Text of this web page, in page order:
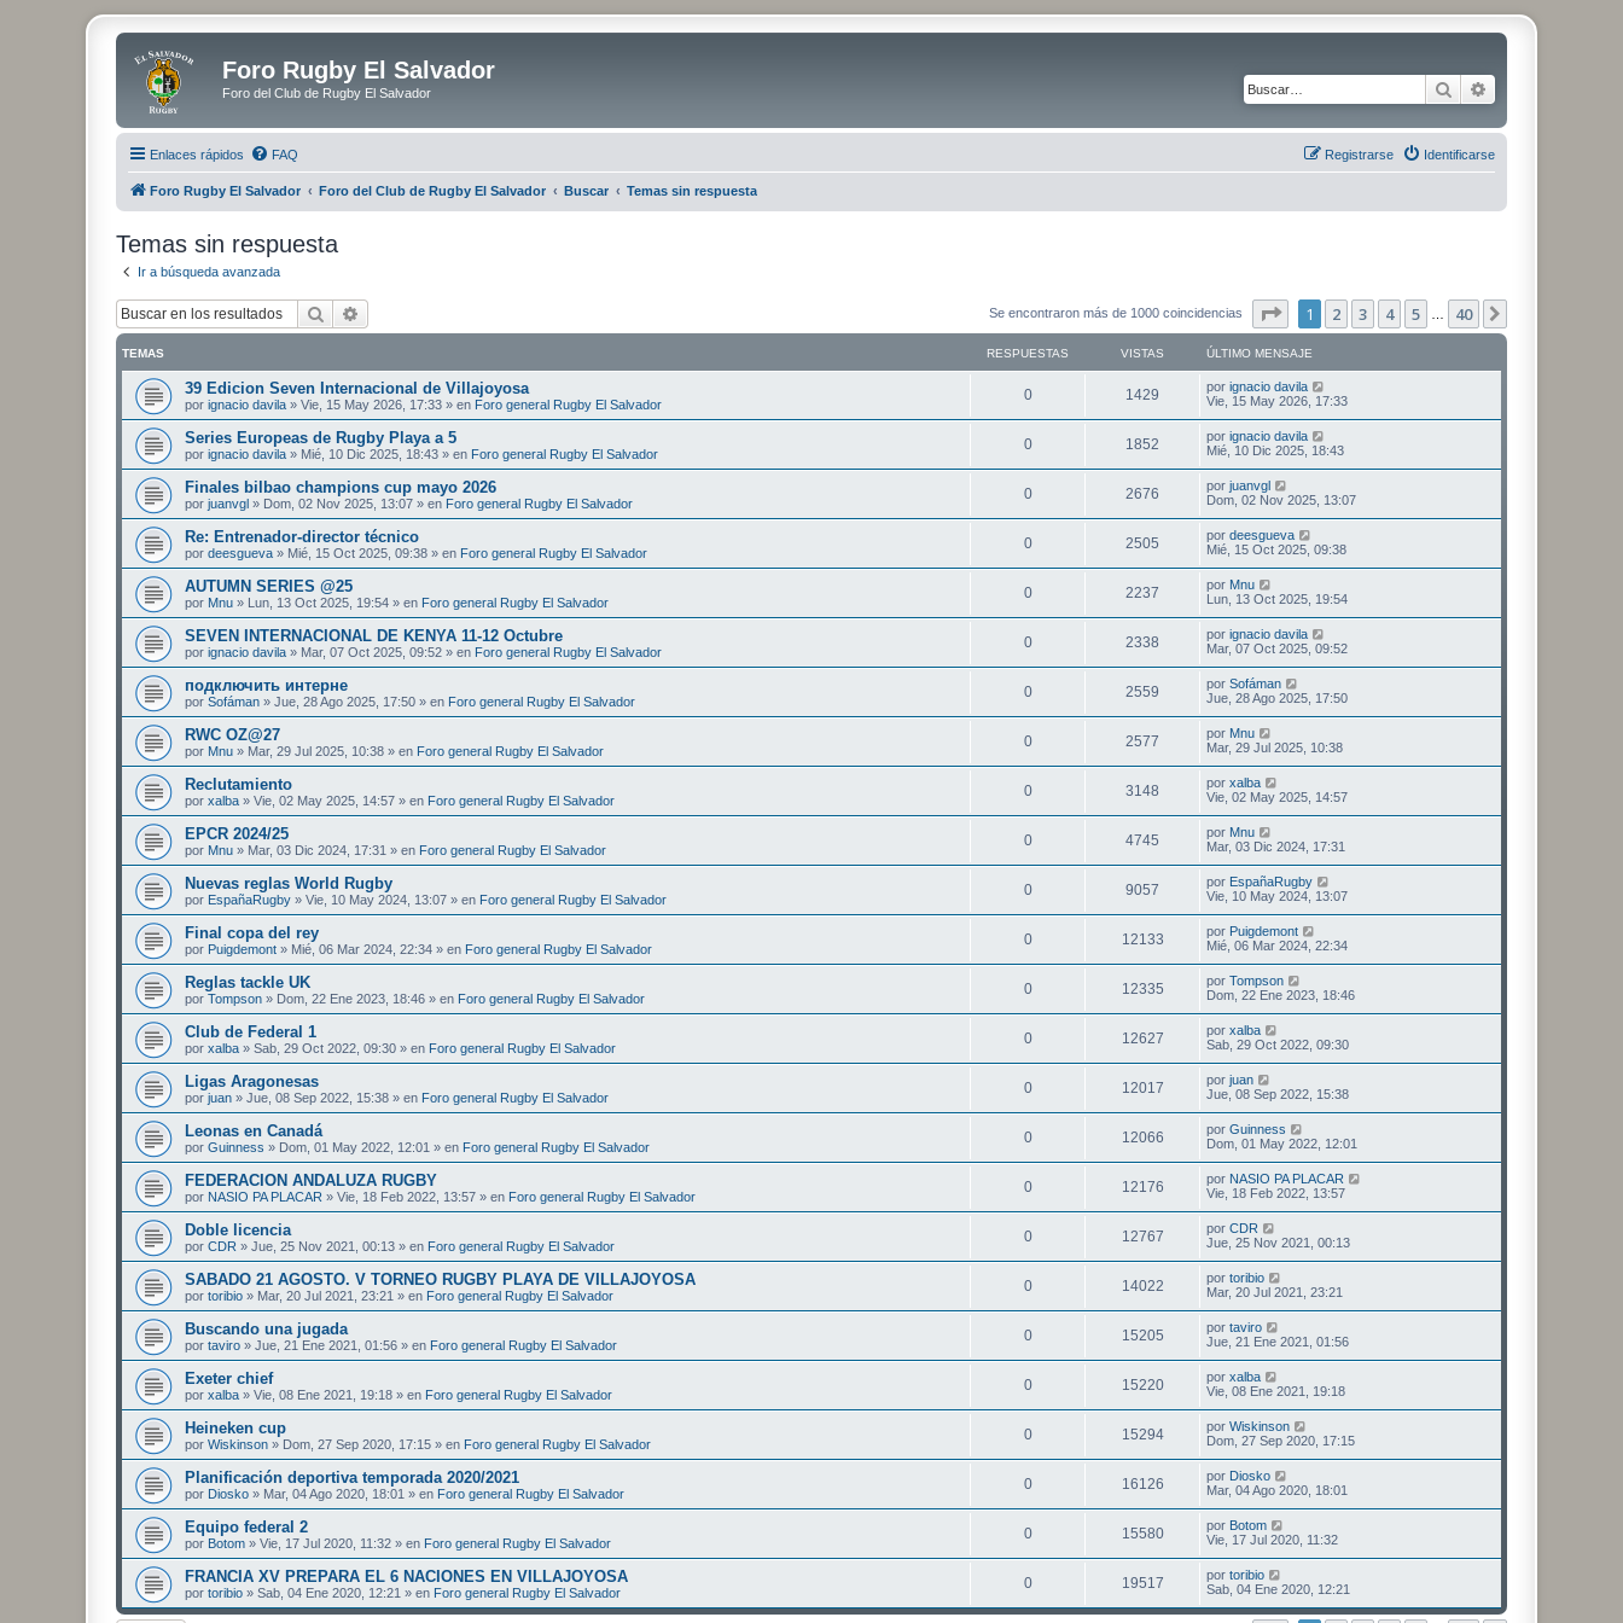
Foro Rugby El Salvador
Foro del Club de Rugby El Salvador Buscar
Enlaces rápidos FAQ Identificarse
Registrarse
Foro Rugby El Salvador Foro del Club de Rugby El Salvador Buscar Temas sin respuesta
Temas sin respuesta
Ir a búsqueda avanzada
Buscar Se encontraron más de 1000 coincidencias Página de 40
1 2 3 4 5 40
TEMAS RESPUESTAS VISTAS ÚLTIMO MENSAJE
39 Edicion Seven Internacional de Villajoyosa
por ignacio davila » Vie, 15 May 2026, 17:33 » en Foro general Rugby El Salvador
0 1429 por ignacio davila
Vie, 15 May 2026, 17:33
Series Europeas de Rugby Playa a 5
por ignacio davila » Mié, 10 Dic 2025, 18:43 » en Foro general Rugby El Salvador
0 1852 por ignacio davila
Mié, 10 Dic 2025, 18:43
Finales bilbao champions cup mayo 2026
por juanvgl » Dom, 02 Nov 2025, 13:07 » en Foro general Rugby El Salvador
0 2676 por juanvgl
Dom, 02 Nov 2025, 13:07
Re: Entrenador-director técnico
por deesgueva » Mié, 15 Oct 2025, 09:38 » en Foro general Rugby El Salvador
0 2505 por deesgueva
Mié, 15 Oct 2025, 09:38
AUTUMN SERIES @25
por Mnu » Lun, 13 Oct 2025, 19:54 » en Foro general Rugby El Salvador
0 2237 por Mnu
Lun, 13 Oct 2025, 19:54
SEVEN INTERNACIONAL DE KENYA 11-12 Octubre
por ignacio davila » Mar, 07 Oct 2025, 09:52 » en Foro general Rugby El Salvador
0 2338 por ignacio davila
Mar, 07 Oct 2025, 09:52
подключить интерне
por Sofáman » Jue, 28 Ago 2025, 17:50 » en Foro general Rugby El Salvador
0 2559 por Sofáman
Jue, 28 Ago 2025, 17:50
RWC OZ@27
por Mnu » Mar, 29 Jul 2025, 10:38 » en Foro general Rugby El Salvador
0 2577 por Mnu
Mar, 29 Jul 2025, 10:38
Reclutamiento
por xalba » Vie, 02 May 2025, 14:57 » en Foro general Rugby El Salvador
0 3148 por xalba
Vie, 02 May 2025, 14:57
EPCR 2024/25
por Mnu » Mar, 03 Dic 2024, 17:31 » en Foro general Rugby El Salvador
0 4745 por Mnu
Mar, 03 Dic 2024, 17:31
Nuevas reglas World Rugby
por EspañaRugby » Vie, 10 May 2024, 13:07 » en Foro general Rugby El Salvador
0 9057 por EspañaRugby
Vie, 10 May 2024, 13:07
Final copa del rey
por Puigdemont » Mié, 06 Mar 2024, 22:34 » en Foro general Rugby El Salvador
0 12133 por Puigdemont
Mié, 06 Mar 2024, 22:34
Reglas tackle UK
por Tompson » Dom, 22 Ene 2023, 18:46 » en Foro general Rugby El Salvador
0 12335 por Tompson
Dom, 22 Ene 2023, 18:46
Club de Federal 1
por xalba » Sab, 29 Oct 2022, 09:30 » en Foro general Rugby El Salvador
0 12627 por xalba
Sab, 29 Oct 2022, 09:30
Ligas Aragonesas
por juan » Jue, 08 Sep 2022, 15:38 » en Foro general Rugby El Salvador
0 12017 por juan
Jue, 08 Sep 2022, 15:38
Leonas en Canadá
por Guinness » Dom, 01 May 2022, 12:01 » en Foro general Rugby El Salvador
0 12066 por Guinness
Dom, 01 May 2022, 12:01
FEDERACION ANDALUZA RUGBY
por NASIO PA PLACAR » Vie, 18 Feb 2022, 13:57 » en Foro general Rugby El Salvador
0 12176 por NASIO PA PLACAR
Vie, 18 Feb 2022, 13:57
Doble licencia
por CDR » Jue, 25 Nov 2021, 00:13 » en Foro general Rugby El Salvador
0 12767 por CDR
Jue, 25 Nov 2021, 00:13
SABADO 21 AGOSTO. V TORNEO RUGBY PLAYA DE VILLAJOYOSA
por toribio » Mar, 20 Jul 2021, 23:21 » en Foro general Rugby El Salvador
0 14022 por toribio
Mar, 20 Jul 2021, 23:21
Buscando una jugada
por taviro » Jue, 21 Ene 2021, 01:56 » en Foro general Rugby El Salvador
0 15205 por taviro
Jue, 21 Ene 2021, 01:56
Exeter chief
por xalba » Vie, 08 Ene 2021, 19:18 » en Foro general Rugby El Salvador
0 15220 por xalba
Vie, 08 Ene 2021, 19:18
Heineken cup
por Wiskinson » Dom, 27 Sep 2020, 17:15 » en Foro general Rugby El Salvador
0 15294 por Wiskinson
Dom, 27 Sep 2020, 17:15
Planificación deportiva temporada 2020/2021
por Diosko » Mar, 04 Ago 2020, 18:01 » en Foro general Rugby El Salvador
0 16126 por Diosko
Mar, 04 Ago 2020, 18:01
Equipo federal 2
por Botom » Vie, 17 Jul 2020, 11:32 » en Foro general Rugby El Salvador
0 15580 por Botom
Vie, 17 Jul 2020, 11:32
FRANCIA XV PREPARA EL 6 NACIONES EN VILLAJOYOSA
por toribio » Sab, 04 Ene 2020, 12:21 » en Foro general Rugby El Salvador
0 19517 por toribio
Sab, 04 Ene 2020, 12:21